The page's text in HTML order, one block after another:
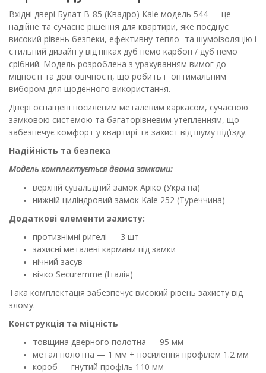
Вхідні двері Булат В-85 (Квадро) Kale модель 544 — це
надійне та сучасне рішення для квартири, яке поєднує
високий рівень безпеки, ефективну тепло- та шумоізоляцію і
стильний дизайн у відтінках дуб немо карбон / дуб немо
срібний. Модель розроблена з урахуванням вимог до
міцності та довговічності, що робить її оптимальним
вибором для щоденного використання.
Двері оснащені посиленим металевим каркасом, сучасною
замковою системою та багаторівневим утепленням, що
забезпечує комфорт у квартирі та захист від шуму під’їзду.
Надійність та безпека
Модель комплектується двома замками:
верхній сувальдний замок Аріко (Україна)
нижній циліндровий замок Kale 252 (Туреччина)
Додаткові елементи захисту:
протизнімні ригелі — 3 шт
захисні металеві кармани під замки
нічний засув
вічко Securemme (Італія)
Така комплектація забезпечує високий рівень захисту від
злому.
Конструкція та міцність
товщина дверного полотна — 95 мм
метал полотна — 1 мм + посилення профілем 1.2 мм
короб — гнутий профіль 110 мм